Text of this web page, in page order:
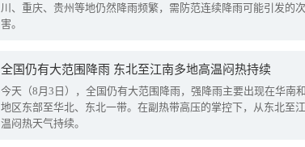
川、重庆、贵州等地仍然降雨频繁，需防范连续降雨可能引发的
害。
全国仍有大范围降雨 东北至江南多地高温闷热持续
今天（8月3日），全国仍有大范围降雨，强降雨主要出现在华南
地区东部至华北、东北一带。在副热带高压的掌控下，从东北至
温闷热天气持续。